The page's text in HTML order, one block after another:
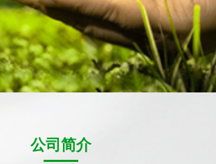
公司简介